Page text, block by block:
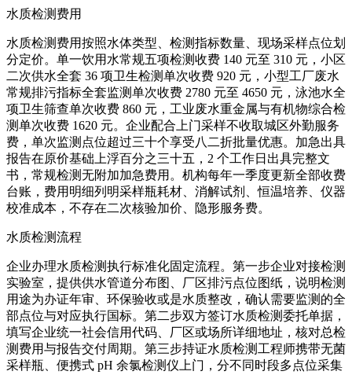
水质检测费用
水质检测费用按照水体类型、检测指标数量、现场采样点位划
分定价。单一饮用水常规五项检测收费 140 元至 310 元，小区
二次供水全套 36 项卫生检测单次收费 920 元，小型工厂废水
常规排污指标全套监测单次收费 2780 元至 4650 元，泳池水全
项卫生筛查单次收费 860 元，工业废水重金属与有机物综合检
测单次收费 1620 元。企业配合上门采样不收取城区外勤服务
费，单次监测点位超过三十个享受八二折批量优惠。加急出具
报告在原价基础上浮百分之三十五，2 个工作日出具完整文
书，常规检测无附加加急费用。机构每年一季度更新全部收费
台账，费用明细列明采样瓶耗材、消解试剂、恒温培养、仪器
校准成本，不存在二次核验加价、隐形服务费。
水质检测流程
企业办理水质检测执行标准化固定流程。第一步企业对接检测
实验室，提供供水管道分布图、厂区排污点位图纸，说明检测
用途为办证年审、环保验收或是水质整改，确认需要监测的全
部点位与对应执行国标。第二步双方签订水质检测委托单据，
填写企业统一社会信用代码、厂区或场所详细地址，核对总检
测费用与报告交付周期。第三步持证水质检测工程师携带无菌
采样瓶、便携式 pH 余氯检测仪上门，分不同时段多点位采集